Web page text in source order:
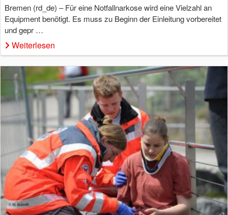
Bremen (rd_de) – Für eine Notfallnarkose wird eine Vielzahl an
Equipment benötigt. Es muss zu Beginn der Einleitung vorbereitet
und gepr …
Weiterlesen